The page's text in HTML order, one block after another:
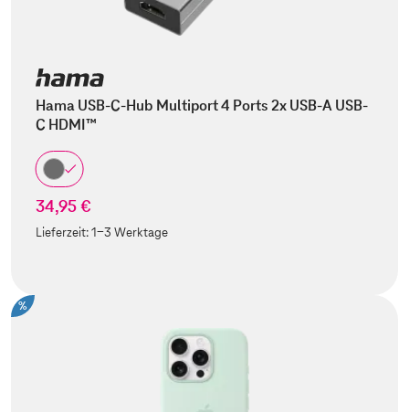
Hama USB-C-Hub Multiport 4 Ports 2x USB-A USB-
C HDMI™
34,95 €
Lieferzeit:1-3 Werktage
%